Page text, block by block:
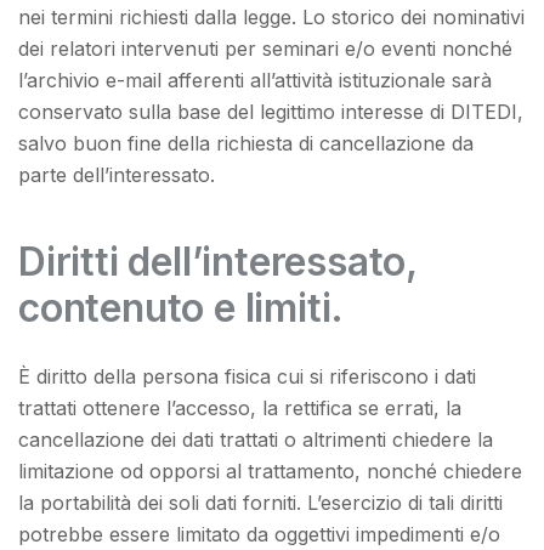
nei termini richiesti dalla legge. Lo storico dei nominativi
dei relatori intervenuti per seminari e/o eventi nonché
l’archivio e-mail afferenti all’attività istituzionale sarà
conservato sulla base del legittimo interesse di DITEDI,
salvo buon fine della richiesta di cancellazione da
parte dell’interessato.
Diritti dell’interessato,
contenuto e limiti.
È diritto della persona fisica cui si riferiscono i dati
trattati ottenere l’accesso, la rettifica se errati, la
cancellazione dei dati trattati o altrimenti chiedere la
limitazione od opporsi al trattamento, nonché chiedere
la portabilità dei soli dati forniti. L’esercizio di tali diritti
potrebbe essere limitato da oggettivi impedimenti e/o